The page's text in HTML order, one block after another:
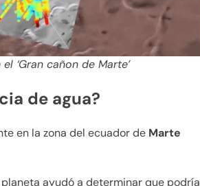
‘Gran cañon de Marte’
de agua?
en la zona del ecuador de Marte
ayudó a determinar que podría